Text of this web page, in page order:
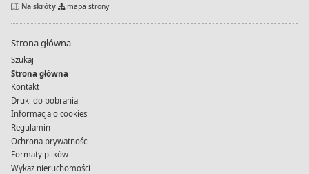
Na skróty mapa strony
Strona główna
Szukaj
Strona główna
Kontakt
Druki do pobrania
Informacja o cookies
Regulamin
Ochrona prywatności
Formaty plików
Wykaz nieruchomości